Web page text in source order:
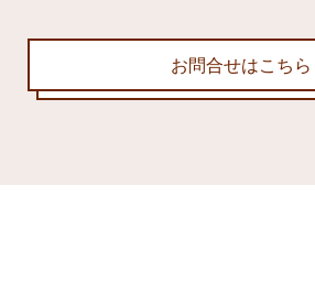
お問合せはこちら